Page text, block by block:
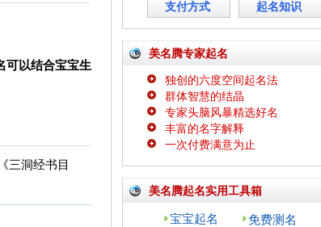
可以结合宝宝生
三洞经书目
支付方式 起名知识
美名腾专家起名
独创的六度空间起名法
群体智慧的结晶
专家头脑风暴精选好名
丰富的名字解释
一次付费满意为止
美名腾起名实用工具箱
宝宝起名
免费测名